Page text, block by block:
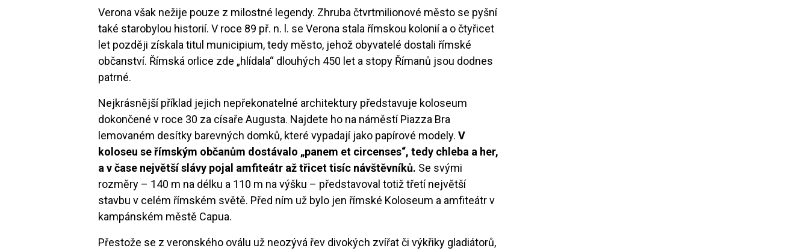
Verona však nežije pouze z milostné legendy. Zhruba čtvrtmilionové město se pyšní
také starobylou historií. V roce 89 př. n. l. se Verona stala římskou kolonií a o čtyřicet
let později získala titul municipium, tedy město, jehož obyvatelé dostali římské
občanství. Římská orlice zde „hlídala“ dlouhých 450 let a stopy Římanů jsou dodnes
patrné.
Nejkrásnější příklad jejich nepřekonatelné architektury představuje koloseum
dokončené v roce 30 za císaře Augusta. Najdete ho na náměstí Piazza Bra
lemovaném desítky barevných domků, které vypadají jako papírové modely. V
koloseu se římským občanům dostávalo „panem et circenses“, tedy chleba a her,
a v čase největší slávy pojal amfiteátr až třicet tisíc návštěvníků. Se svými
rozměry – 140 m na délku a 110 m na výšku – představoval totiž třetí největší
stavbu v celém římském světě. Před ním už bylo jen římské Koloseum a amfiteátr v
kampánském městě Capua.
Přestože se z veronského oválu už neozývá řev divokých zvířat či výkřiky gladiátorů,